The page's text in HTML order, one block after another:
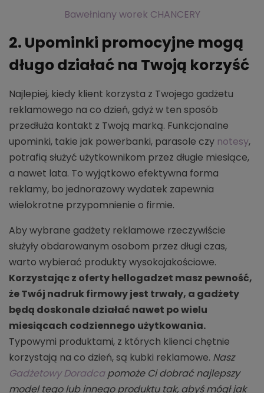
Bawełniany worek CHANCERY
2. Upominki promocyjne mogą
długo działać na Twoją korzyść
Najlepiej, kiedy klient korzysta z Twojego gadżetu
reklamowego na co dzień, gdyż w ten sposób
przedłuża kontakt z Twoją marką. Funkcjonalne
upominki, takie jak powerbanki, parasole czy notesy,
potrafią służyć użytkownikom przez długie miesiące,
a nawet lata. To wyjątkowo efektywna forma
reklamy, bo jednorazowy wydatek zapewnia
wielokrotne przypomnienie o firmie.
Aby wybrane gadżety reklamowe rzeczywiście
służyły obdarowanym osobom przez długi czas,
warto wybierać produkty wysokojakościowe.
Korzystając z oferty hellogadzet masz pewność,
że Twój nadruk firmowy jest trwały, a gadżety
będą doskonale działać nawet po wielu
miesiącach codziennego użytkowania.
Typowymi produktami, z których klienci chętnie
korzystają na co dzień, są kubki reklamowe. Nasz
Gadżetowy Doradcapomoże Ci dobrać najlepszy
model tego lub innego produktu tak, abyś mógł jak